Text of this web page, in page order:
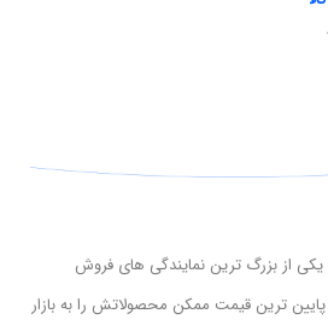
یکی از بزرگ ترین نمایندگی های فروش
ترین قیمت ممکن محصولاتش را به بازار